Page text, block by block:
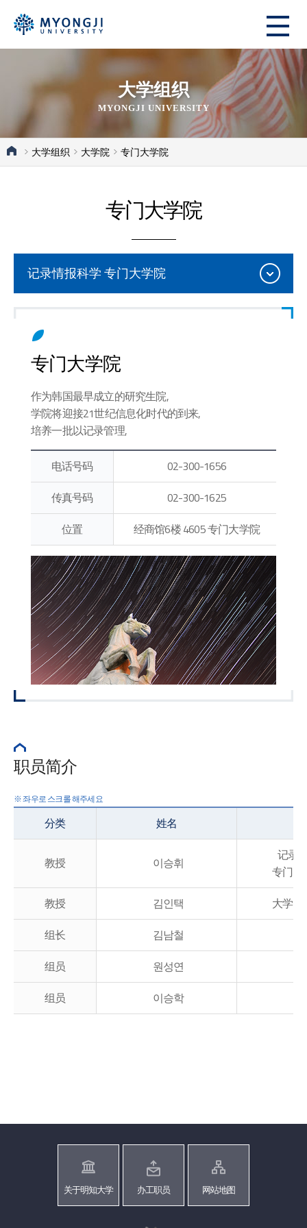
大学组织
MYONGJI UNIVERSITY
大学组织 大学院 专门大学院
专门大学院
记录情报科学 专门大学院
专门大学院
作为韩国最早成立的研究生院,
学院将迎接21世纪信息化时代的到来,
培养一批以记录管理,
体育记录分析为主的实务型专业人才.
电话号码
02-300-1656
传真号码
02-300-1625
位置
经商馆6楼 4605 专门大学院
职员简介
分类 姓名
教授 이승휘
记录
专门大
教授
김인택
大学
组长
김남철
组员
원성연
组员
이승학
关于明知大学 办工职员 网站地图